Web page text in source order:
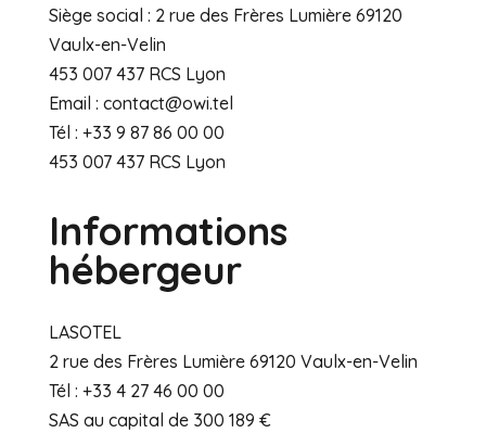
Siège social : 2 rue des Frères Lumière 69120
Vaulx-en-Velin
453 007 437 RCS Lyon
Email : contact@owi.tel
Tél : +33 9 87 86 00 00
453 007 437 RCS Lyon
Informations
hébergeur
LASOTEL
2 rue des Frères Lumière 69120 Vaulx-en-Velin
Tél : +33 4 27 46 00 00
SAS au capital de 300 189 €